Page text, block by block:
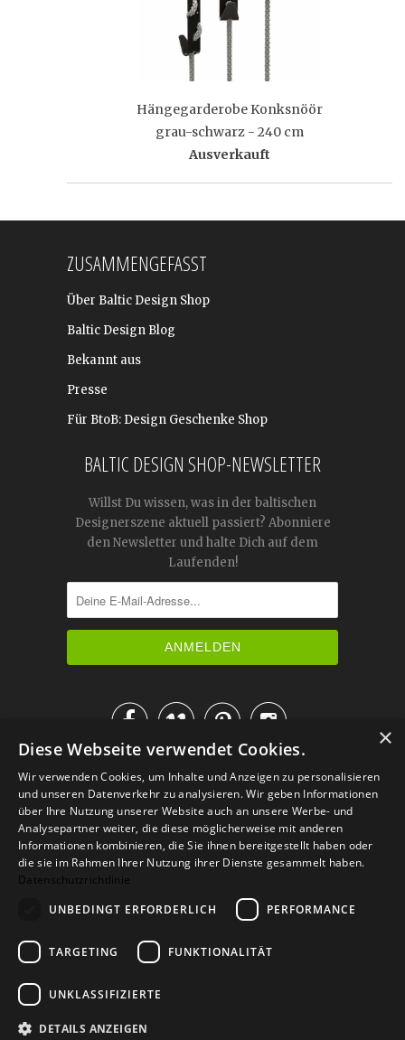
Hängegarderobe Konksnöör
grau-schwarz - 240 cm
Ausverkauft
ZUSAMMENGEFASST
Über Baltic Design Shop
Baltic Design Blog
Bekannt aus
Presse
Für BtoB: Design Geschenke Shop
BALTIC DESIGN SHOP-NEWSLETTER
Willst Du wissen, was in der baltischen
Designerszene aktuell passiert? Abonniere
den Newsletter und halte Dich auf dem
Laufenden!

IM KATALOG BLÄTTERN
Versand Zahlarten
Retoure
Widerrufsformular
×
Diese Webseite verwendet Cookies.
Wir verwenden Cookies, um Inhalte und Anzeigen zu personalisieren
und unseren Datenverkehr zu analysieren. Wir geben Informationen
über Ihre Nutzung unserer Website auch an unsere Werbe- und
Analysepartner weiter, die diese möglicherweise mit anderen
Informationen kombinieren, die Sie ihnen bereitgestellt haben oder
die sie im Rahmen Ihrer Nutzung ihrer Dienste gesammelt haben.
Datenschutzrichtlinie
UNBEDINGT ERFORDERLICH
PERFORMANCE
TARGETING FUNKTIONALITÄT
UNKLASSIFIZIERTE
DETAILS ANZEIGEN